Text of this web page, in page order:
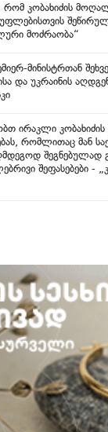
კობახიძის
მოძრაობა“
მინისტრთან
და უკრაინის
ირაკლი კობახიძის
რომლითაც მან
შეფასებები -